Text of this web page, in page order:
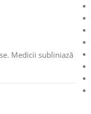
Medicii subliniază